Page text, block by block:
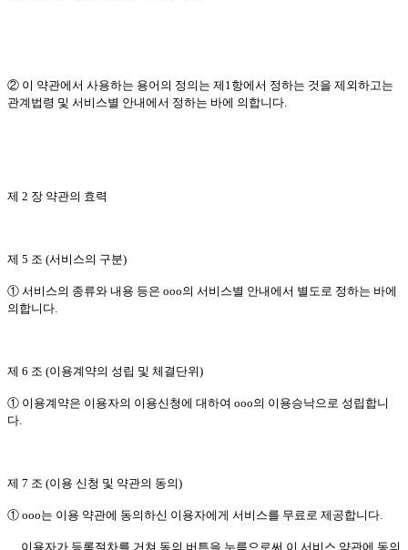
② 이 약관에서 사용하는 용어의 정의는 제1항에서 정하는 것을 제외하고는
관계법령 및 서비스별 안내에서 정하는 바에 의합니다.
제 2 장 약관의 효력
제 5 조 (서비스의 구분)
① 서비스의 종류와 내용 등은 ooo의 서비스별 안내에서 별도로 정하는 바에
의합니다.
제 6 조 (이용계약의 성립 및 체결단위)
① 이용계약은 이용자의 이용신청에 대하여 ooo의 이용승낙으로 성립합니
다.
제 7 조 (이용 신청 및 약관의 동의)
① ooo는 이용 약관에 동의하신 이용자에게 서비스를 무료로 제공합니다.
이용자가 등록절차를 거쳐 동의 버튼을 누름으로써 이 서비스 약관에 동의